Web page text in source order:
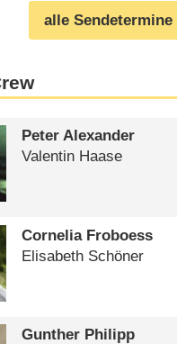
alle Sendetermine
Peter Alexander
Valentin Haase
Cornelia Froboess
Elisabeth Schöner
Gunther Philipp